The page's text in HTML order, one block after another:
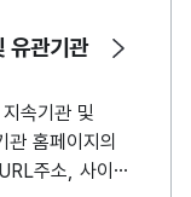
유관기관
속기관 및
홈페이지의
주소, 사이트